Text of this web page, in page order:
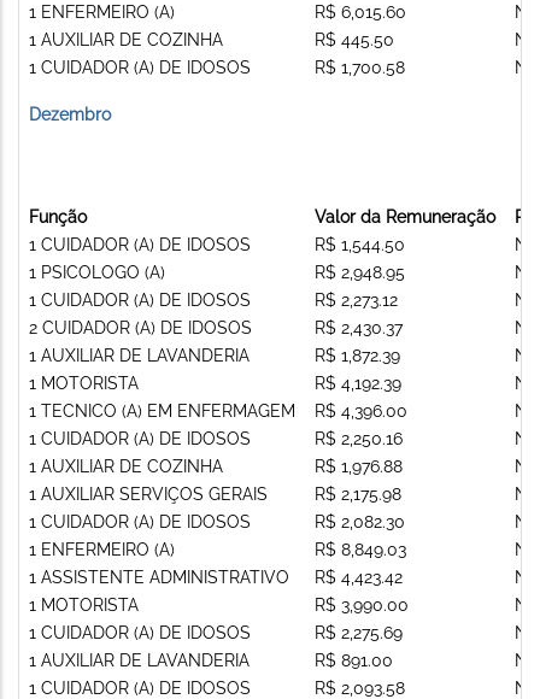
1 ENFERMEIRO (A)
1 AUXILIAR DE COZINHA
1 CUIDADOR (A) DE IDOSOS
R$ 6,015.60
R$ 445.50
R$ 1,700.58
Dezembro
Função
1 CUIDADOR (A) DE IDOSOS
1 PSICOLOGO (A)
1 CUIDADOR (A) DE IDOSOS
2 CUIDADOR (A) DE IDOSOS
1 AUXILIAR DE LAVANDERIA
1 MOTORISTA
1 TECNICO (A) EM ENFERMAGEM
1 CUIDADOR (A) DE IDOSOS
1 AUXILIAR DE COZINHA
1 AUXILIAR SERVIÇOS GERAIS
1 CUIDADOR (A) DE IDOSOS
1 ENFERMEIRO (A)
1 ASSISTENTE ADMINISTRATIVO
1 MOTORISTA
1 CUIDADOR (A) DE IDOSOS
1 AUXILIAR DE LAVANDERIA
1 CUIDADOR (A) DE IDOSOS
Valor da Remuneração
R$ 1,544.50
R$ 2,948.95
R$ 2,273.12
R$ 2,430.37
R$ 1,872.39
R$ 4,192.39
R$ 4,396.00
R$ 2,250.16
R$ 1,976.88
R$ 2,175.98
R$ 2,082.30
R$ 8,849.03
R$ 4,423.42
R$ 3,990.00
R$ 2,275.69
R$ 891.00
R$ 2,093.58